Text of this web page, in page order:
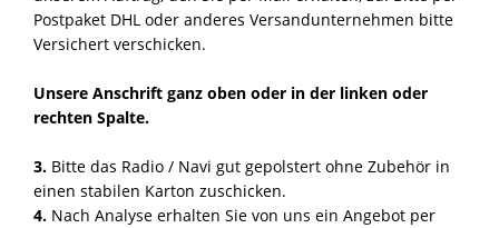
Postpaket DHL oder anderes Versandunternehmen bitte
Versichert verschicken.
Unsere Anschrift ganz oben oder in der linken oder
rechten Spalte.
3. Bitte das Radio / Navi gut gepolstert ohne Zubehör in
einen stabilen Karton zuschicken.
4. Nach Analyse erhalten Sie von uns ein Angebot per